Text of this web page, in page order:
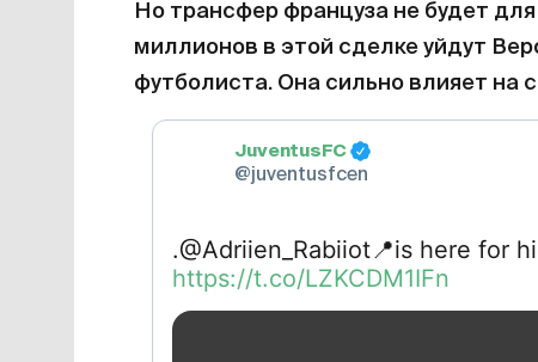
Но трансфер француза не будет
миллионов в этой сделке уйдут
футболиста. Она сильно влияет на
JuventusFC
@juventusfcen
.@Adriien_Rabiiot📍is here for
https://t.co/LZKCDM1IFn